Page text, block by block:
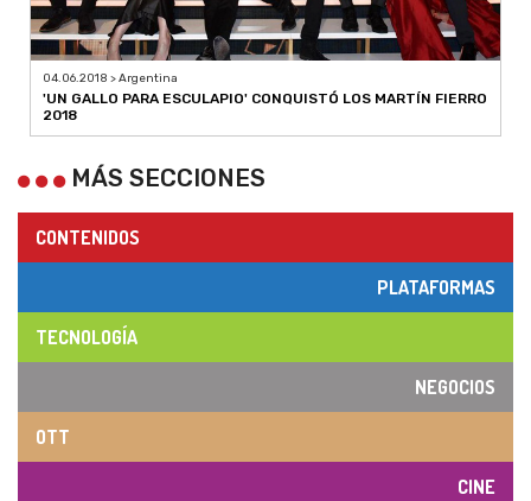
04.06.2018 > Argentina
'UN GALLO PARA ESCULAPIO' CONQUISTÓ LOS MARTÍN FIERRO
2018
MÁS SECCIONES
CONTENIDOS
PLATAFORMAS
TECNOLOGÍA
NEGOCIOS
OTT
CINE